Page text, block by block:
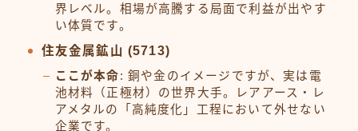
界レベル。相場が高騰する局面で利益が出やす
い体質です。
住友金属鉱山 (5713)
ここが本命: 銅や金のイメージですが、実は電
池材料（正極材）の世界大手。レアアース・レ
アメタルの「高純度化」工程において外せない
企業です。